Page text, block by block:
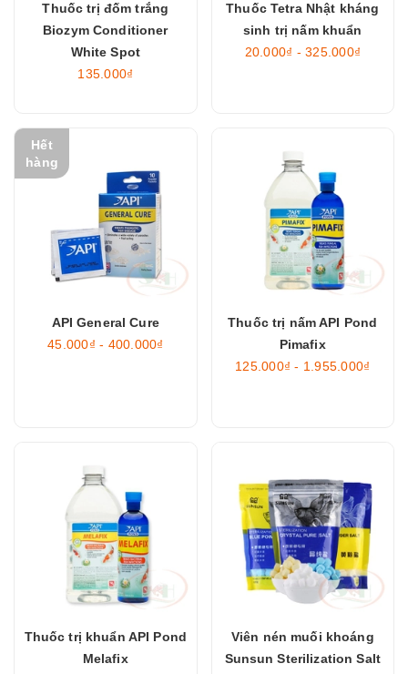
Thuốc trị đốm trắng
Biozym Conditioner
White Spot
135.000₫
Thuốc Tetra Nhật kháng
sinh trị nấm khuẩn
20.000₫ - 325.000₫
Hết
hàng
API General Cure
45.000₫ - 400.000₫
Thuốc trị nấm API Pond
Pimafix
125.000₫ - 1.955.000₫
Thuốc trị khuẩn API Pond
Melafix
Viên nén muối khoáng
Sunsun Sterilization Salt